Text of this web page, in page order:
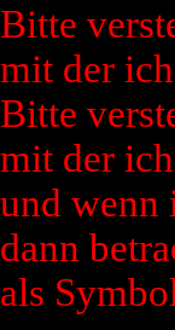
Bitte
mit der
Bitte
mit der
und wenn
dann
als